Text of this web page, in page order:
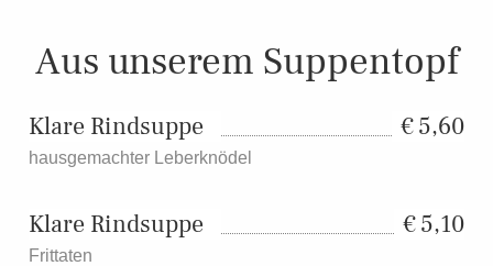
Aus unserem Suppentopf
Klare Rindsuppe 5,60
hausgemachter Leberknödel
Klare Rindsuppe 5,10
Frittaten